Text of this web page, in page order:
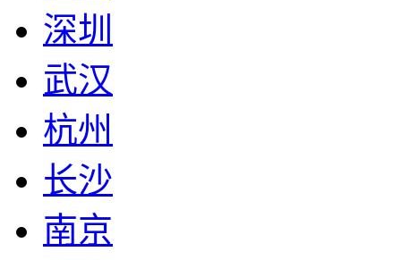
深圳
武汉
杭州
长沙
南京